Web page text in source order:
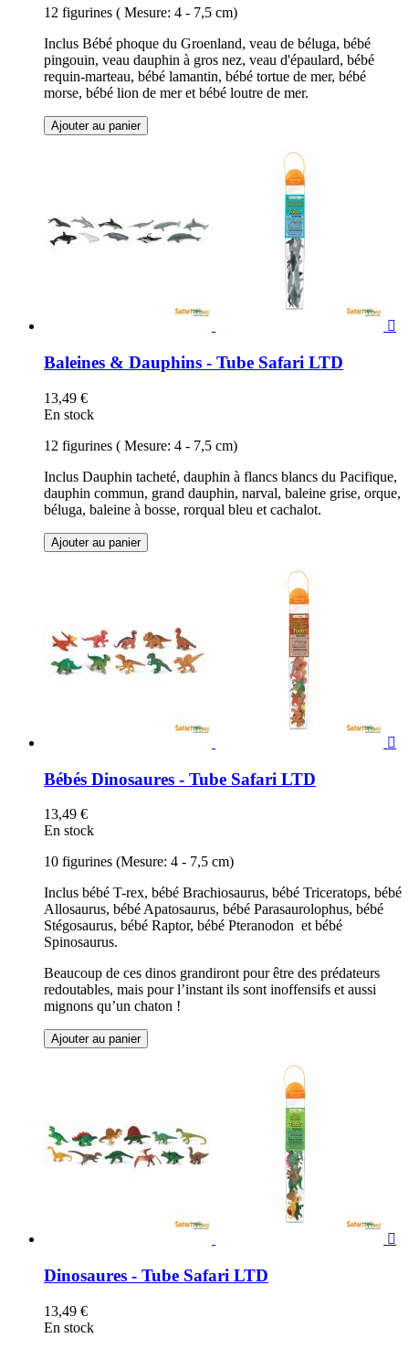
12 figurines ( Mesure: 4 - 7,5 cm)
Inclus Bébé phoque du Groenland, veau de béluga, bébé
pingouin, veau dauphin à gros nez, veau d'épaulard, bébé
requin-marteau, bébé lamantin, bébé tortue de mer, bébé
morse, bébé lion de mer et bébé loutre de mer.
Ajouter au panier

Baleines & Dauphins - Tube Safari LTD
13,49 €
En stock
12 figurines ( Mesure: 4 - 7,5 cm)
Inclus Dauphin tacheté, dauphin à flancs blancs du Pacifique,
dauphin commun, grand dauphin, narval, baleine grise, orque,
béluga, baleine à bosse, rorqual bleu et cachalot.
Ajouter au panier

Bébés Dinosaures - Tube Safari LTD
13,49 €
En stock
10 figurines (Mesure: 4 - 7,5 cm)
Inclus bébé T-rex, bébé Brachiosaurus, bébé Triceratops, bébé
Allosaurus, bébé Apatosaurus, bébé Parasaurolophus, bébé
Stégosaurus, bébé Raptor, bébé Pteranodon et bébé
Spinosaurus.
Beaucoup de ces dinos grandiront pour être des prédateurs
redoutables, mais pour l’instant ils sont inoffensifs et aussi
mignons qu’un chaton !
Ajouter au panier

Dinosaures - Tube Safari LTD
13,49 €
En stock